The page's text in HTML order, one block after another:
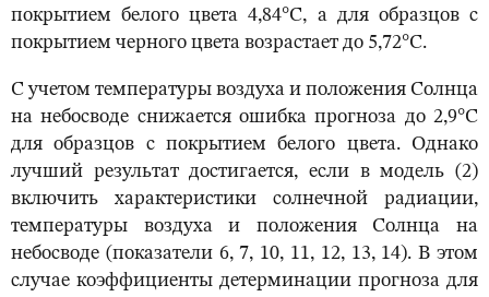
покрытием белого цвета 4,84°С, а для образцов с
покрытием черного цвета возрастает до 5,72°С.
С учетом температуры воздуха и положения Солнца
на небосводе снижается ошибка прогноза до 2,9°С
для образцов с покрытием белого цвета. Однако
лучший результат достигается, если в модель (2)
включить характеристики солнечной радиации,
температуры воздуха и положения Солнца на
небосводе (показатели 6, 7, 10, 11, 12, 13, 14). В этом
случае коэффициенты детерминации прогноза для